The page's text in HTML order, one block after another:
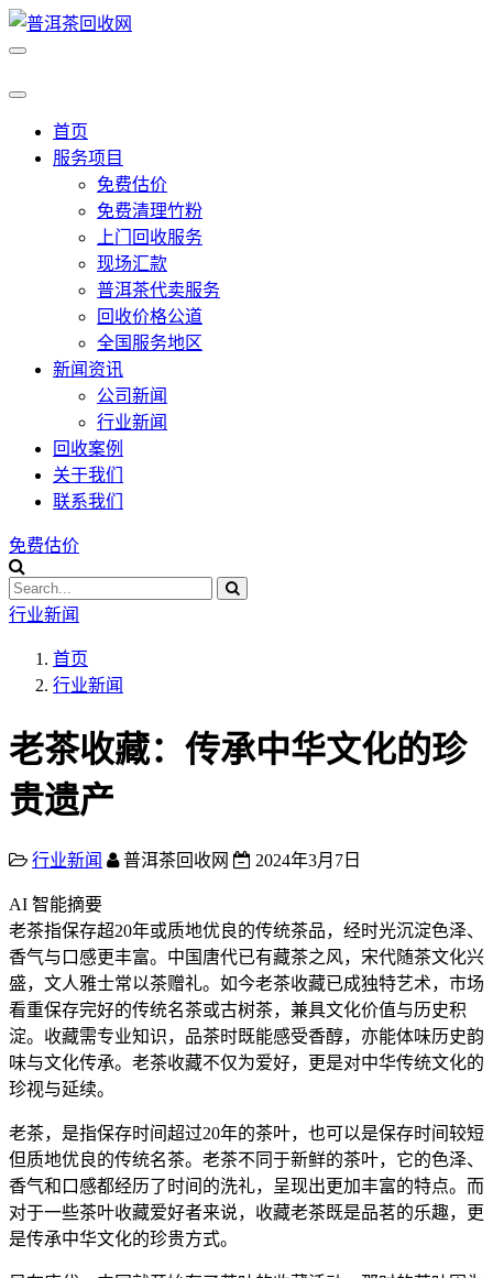
首页
服务项目
免费估价
免费清理竹粉
上门回收服务
现场汇款
普洱茶代卖服务
回收价格公道
全国服务地区
新闻资讯
公司新闻
行业新闻
回收案例
关于我们
联系我们
免费估价
行业新闻
首页
行业新闻
老茶收藏：传承中华文化的珍
贵遗产
行业新闻 普洱茶回收网 2024年3月7日
AI 智能摘要
老茶指保存超20年或质地优良的传统茶品，经时光沉淀色泽、
香气与口感更丰富。中国唐代已有藏茶之风，宋代随茶文化兴
盛，文人雅士常以茶赠礼。如今老茶收藏已成独特艺术，市场
看重保存完好的传统名茶或古树茶，兼具文化价值与历史积
淀。收藏需专业知识，品茶时既能感受香醇，亦能体味历史韵
味与文化传承。老茶收藏不仅为爱好，更是对中华传统文化的
珍视与延续。
老茶，是指保存时间超过20年的茶叶，也可以是保存时间较短
但质地优良的传统名茶。老茶不同于新鲜的茶叶，它的色泽、
香气和口感都经历了时间的洗礼，呈现出更加丰富的特点。而
对于一些茶叶收藏爱好者来说，收藏老茶既是品茗的乐趣，更
是传承中华文化的珍贵方式。